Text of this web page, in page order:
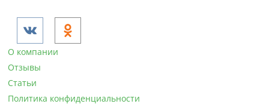
О компании
Отзывы
Статьи
Политика конфиденциальности